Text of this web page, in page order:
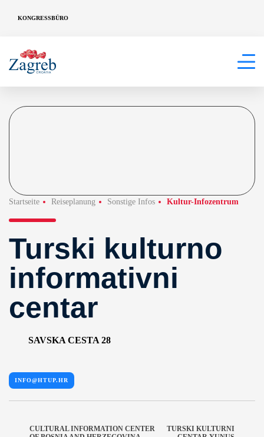
KONGRESSBÜRO
Startseite Reiseplanung Sonstige Infos Kultur-Infozentrum
Turski kulturno
informativni
centar
SAVSKA CESTA 28
INFO@HTUP.HR
CULTURAL INFORMATION CENTER
TURSKI KULTURNI